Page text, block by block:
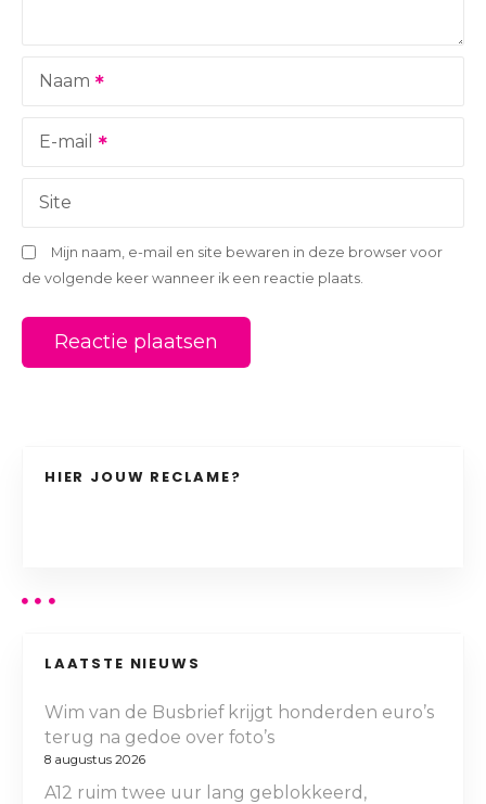
e
Naam
E-mail
Site
Mijn naam, e-mail en site bewaren in deze browser voor
de volgende keer wanneer ik een reactie plaats.
HIER JOUW RECLAME?
LAATSTE NIEUWS
Wim van de Busbrief krijgt honderden euro’s
terug na gedoe over foto’s
8 augustus 2026
A12 ruim twee uur lang geblokkeerd,